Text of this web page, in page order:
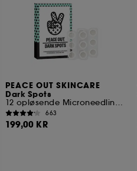
PEACE OUT SKINCARE
Dark Spots
12 opløsende Microneedling Brightening Dots
663
199,00 KR